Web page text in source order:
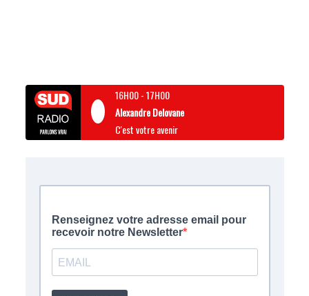
16H00-17H00
Alexandre Delovane
C'est votre avenir